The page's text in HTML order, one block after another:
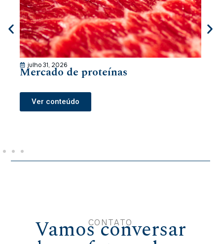
julho 31, 2026
Mercado de proteínas
Ver conteúdo
CONTATO
Vamos conversar